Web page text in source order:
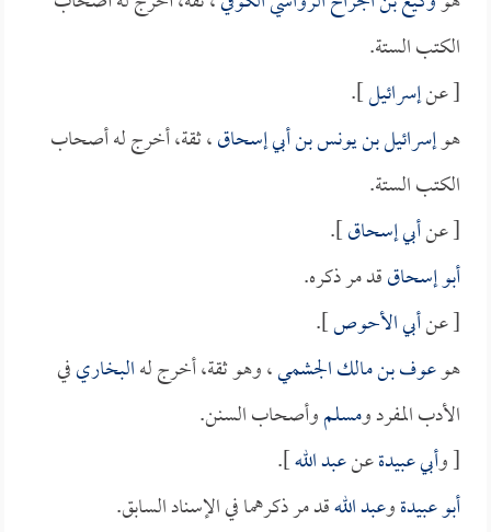
الكتب الستة.
[ عنإسرائيل].
هوإسرائيل بن يونس بن أبي إسحاق، ثقة، أخرج له أصحاب
الكتب الستة.
[ عنأبي إسحاق].
أبو إسحاققد مر ذكره.
[ عنأبي الأحوص].
هوعوف بن مالك الجشمي، وهو ثقة، أخرج لهالبخاريفي
الأدب المفرد ومسلموأصحاب السنن.
[ وأبي عبيدةعنعبد الله].
أبو عبيدةوعبد اللهقد مر ذكرهما في الإسناد السابق.